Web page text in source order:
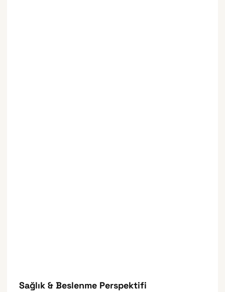
Sağlık & Beslenme Perspektifi